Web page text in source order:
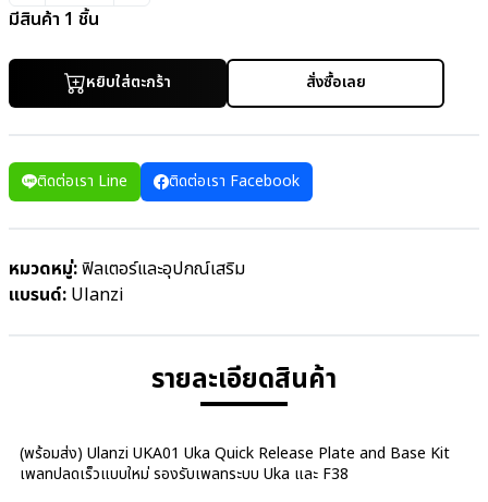
มีสินค้า 1 ชิ้น
หยิบใส่ตะกร้า สั่งซื้อเลย
ติดต่อเรา Line ติดต่อเรา Facebook
หมวดหมู่:ฟิลเตอร์และอุปกณ์เสริม
แบรนด์: Ulanzi
รายละเอียดสินค้า
(พร้อมส่ง) Ulanzi UKA01 Uka Quick Release Plate and Base Kit
เพลทปลดเร็วแบบใหม่ รองรับเพลทระบบ Uka และ F38